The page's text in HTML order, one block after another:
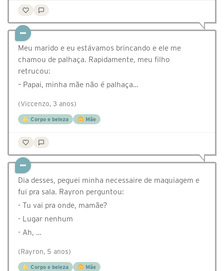
Meu marido e eu estávamos brincando e ele me
chamou de palhaça. Rapidamente, meu filho
retrucou:⠀
– Papai, minha mãe não é palhaça…
(Viccenzo, 3 anos)
Corpo e beleza Mãe
Dia desses, peguei minha necessaire de maquiagem e
fui pra sala. Rayron perguntou:
- Tu vai pra onde, mamãe?
- Lugar nenhum
- Ah, …
(Rayron, 5 anos)
Corpo e beleza Mãe